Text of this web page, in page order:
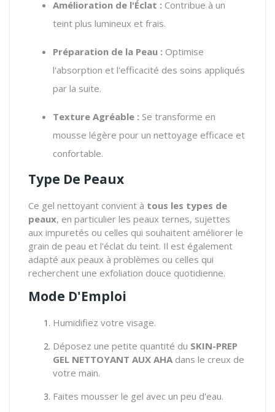
Amélioration de l'Éclat : Contribue à un
teint plus lumineux et frais.
Préparation de la Peau : Optimise
l'absorption et l'efficacité des soins appliqués
par la suite.
Texture Agréable : Se transforme en
mousse légère pour un nettoyage efficace et
confortable.
Type De Peaux
Ce gel nettoyant convient à tous les types de
peaux, en particulier les peaux ternes, sujettes
aux impuretés ou celles qui souhaitent améliorer le
grain de peau et l'éclat du teint. Il est également
adapté aux peaux à problèmes ou celles qui
recherchent une exfoliation douce quotidienne.
Mode D'Emploi
Humidifiez votre visage.
Déposez une petite quantité du SKIN-PREP
GEL NETTOYANT AUX AHA dans le creux de
votre main.
Faites mousser le gel avec un peu d'eau.